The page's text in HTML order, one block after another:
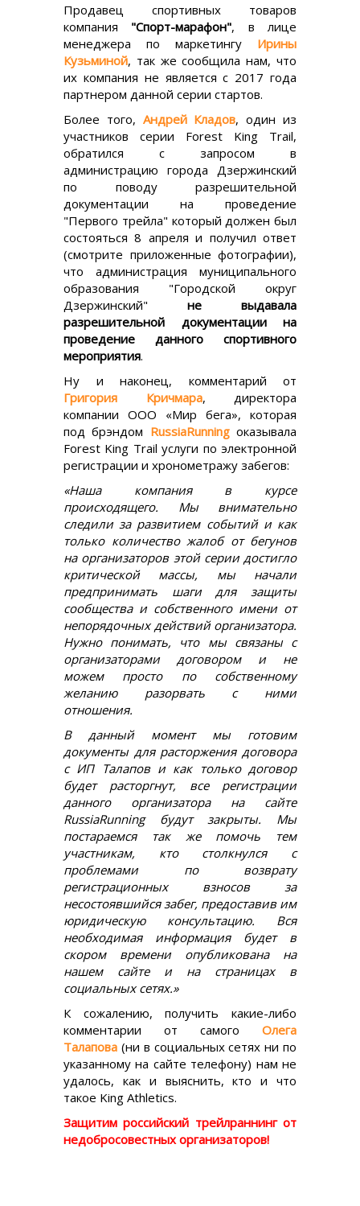
Продавец спортивных товаров
компания "Спорт-марафон", в лице
менеджера по маркетингу Ирины
Кузьминой, так же сообщила нам, что
их компания не является с 2017 года
партнером данной серии стартов.
Более того, Андрей Кладов, один из
участников серии Forest King Trail,
обратился с запросом в
администрацию города Дзержинский
по поводу разрешительной
документации на проведение
"Первого трейла" который должен был
состояться 8 апреля и получил ответ
(смотрите приложенные фотографии),
что администрация муниципального
образования "Городской округ
Дзержинский" не выдавала
разрешительной документации на
проведение данного спортивного
мероприятия.
Ну и наконец, комментарий от
Григория Кричмара, директора
компании ООО «Мир бега», которая
под брэндом RussiaRunningоказывала
Forest King Trail услуги по электронной
регистрации и хронометражу забегов:
«Наша компания в курсе
происходящего. Мы внимательно
следили за развитием событий и как
только количество жалоб от бегунов
на организаторов этой серии достигло
критической массы, мы начали
предпринимать шаги для защиты
сообщества и собственного имени от
непорядочных действий организатора.
Нужно понимать, что мы связаны с
организаторами договором и не
можем просто по собственному
желанию разорвать с ними
отношения.
В данный момент мы готовим
документы для расторжения договора
с ИП Талапов и как только договор
будет расторгнут, все регистрации
данного организатора на сайте
RussiaRunning будут закрыты. Мы
постараемся так же помочь тем
участникам, кто столкнулся с
проблемами по возврату
регистрационных взносов за
несостоявшийся забег, предоставив им
юридическую консультацию. Вся
необходимая информация будет в
скором времени опубликована на
нашем сайте и на страницах в
социальных сетях.»
К сожалению, получить какие-либо
комментарии от самого
Олега
Талапова (ни в социальных сетях ни по
указанному на сайте телефону) нам не
удалось, как и выяснить, кто и что
такое King Athletics.
Защитим российский трейлраннинг от
недобросовестных организаторов!